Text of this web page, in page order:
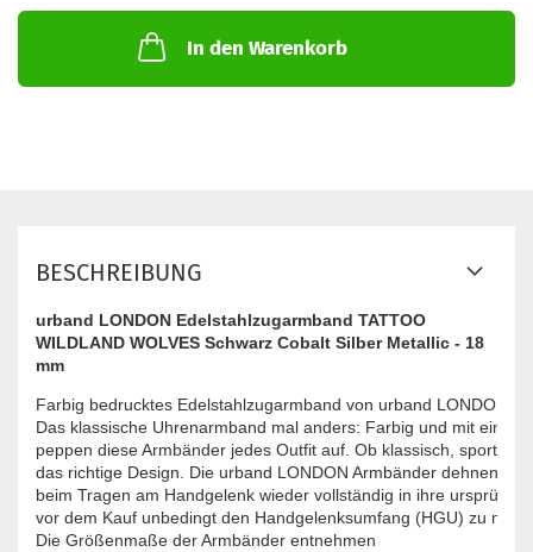
In den Warenkorb
BESCHREIBUNG
urband LONDON Edelstahlzugarmband TATTOO
WILDLAND WOLVES Schwarz Cobalt Silber Metallic - 18
mm
Farbig bedrucktes Edelstahlzugarmband von urband LONDON -
Das klassische Uhrenarmband mal anders: Farbig und mit
peppen diese Armbänder jedes Outfit auf. Ob klassisch, sportlich
das richtige Design. Die urband LONDON Armbänder dehnen
beim Tragen am Handgelenk wieder vollständig in ihre
vor dem Kauf unbedingt den Handgelenksumfang (HGU) zu
Die Größenmaße der Armbänder entnehmen